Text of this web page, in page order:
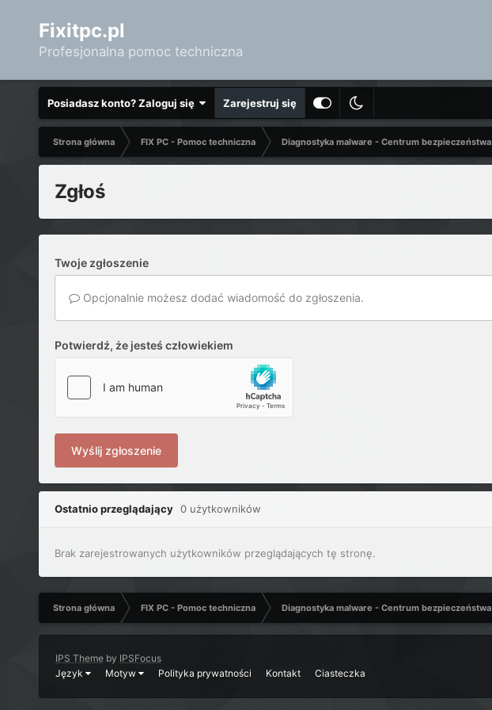
Fixitpc.pl
Profesjonalna pomoc techniczna
Posiadasz konto? Zaloguj się Zarejestruj się
Strona główna FIX PC - Pomoc techniczna Diagnostyka malware - Centrum bezpieczeństwa
Zgłoś
Twoje zgłoszenie
Opcjonalnie możesz dodać wiadomość do zgłoszenia.
Potwierdź, że jesteś człowiekiem
Wyślij zgłoszenie
Ostatnio przeglądający 0 użytkowników
Brak zarejestrowanych użytkowników przeglądających tę stronę.
Strona główna FIX PC - Pomoc techniczna Diagnostyka malware - Centrum bezpieczeństwa
IPS Themeby IPSFocus
Język
Motyw Polityka prywatności Kontakt Ciasteczka